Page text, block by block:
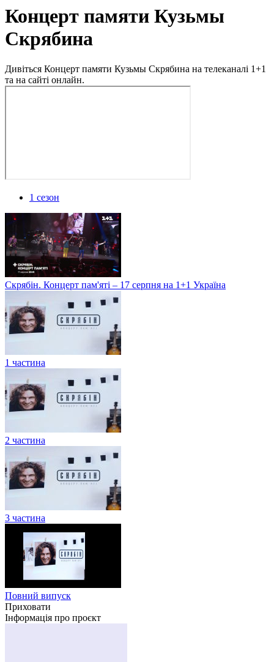
Концерт памяти Кузьмы
Скрябина
Дивіться Концерт памяти Кузьмы Скрябина на телеканалі 1+1
та на сайті онлайн.
1 сезон
Скрябін. Концерт пам'яті – 17 серпня на 1+1 Україна
1 частина
2 частина
3 частина
Повний випуск
Приховати
Інформація про проєкт